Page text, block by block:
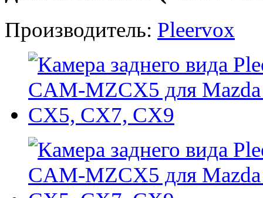
Производитель: Pleervox